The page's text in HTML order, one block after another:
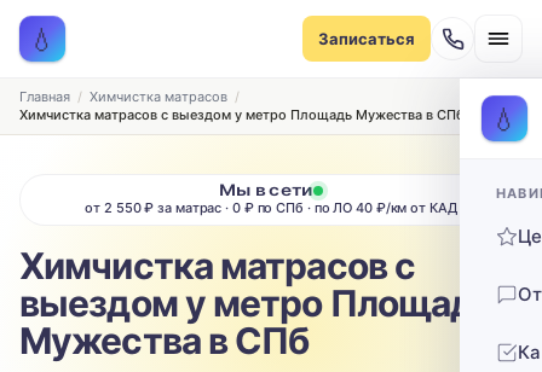
💧 Записаться
Записаться на химчистку
Рассчитаем стоимость и подберём удобное время
ТИП МЕБЕЛИ
ТИП ОБИВКИ
Выберите ткань…
ЗАГРЯЗНЕНИЕ
Выберите загрязнение…
💧
Главная
Химчистка матрасов
Химчистка матрасов с выездом у метро Площадь Мужества в СПб
Мы в сети
от 2 550 ₽ за матрас · 0 ₽ по СПб · по ЛО 40 ₽/км от КАД
Химчистка матрасов с
выездом у метро Площадь
Мужества в СПб